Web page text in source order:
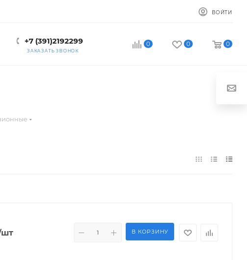
ВОЙТИ
+7 (391)2192299
ЗАКАЗАТЬ ЗВОНОК
0 0 0
В КОРЗИНУ